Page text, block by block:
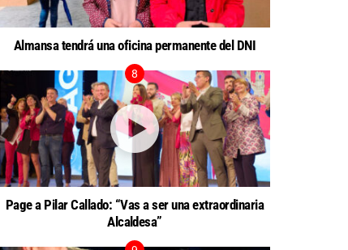
Almansa tendrá una oficina permanente del DNI
Page a Pilar Callado: “Vas a ser una extraordinaria
Alcaldesa”